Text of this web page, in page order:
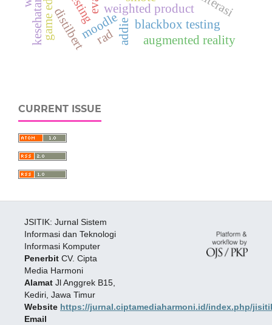
weighted product
moodleaddie blackbox testing
augmented reality
distilbert rad
CURRENT ISSUE
JSITIK: Jurnal Sistem
Informasi dan Teknologi
Informasi Komputer
PenerbitCV. Cipta
Media Harmoni
AlamatJl Anggrek B15,
Kediri, Jawa Timur
Website https://jurnal.ciptamediaharmoni.id/index.php/
Email